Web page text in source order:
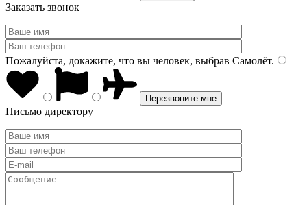
Заказать звонок
Пожалуйста, докажите, что вы человек, выбрав Самолёт.
Письмо директору